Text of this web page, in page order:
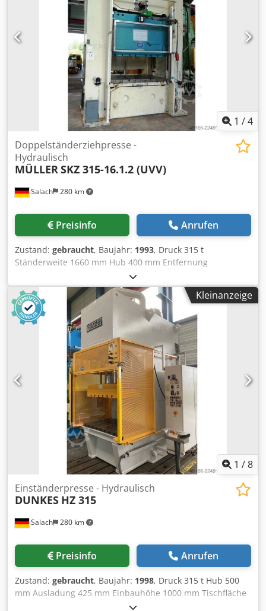
Tischhöhe über Flur 800 mm Geschwindigkeit ab 665 mm/s
Geschwindigkeit auf 530 mm/s Arbeitsgeschwindigkeit 34 -
100 mm/s Ölmenge 2000 l Antriebsleistung 180,0 kW
Gewicht 40,0 t Raumbedarf (BxTxH) 3,2 x 2,4 x 7,5 m
Chedpfxszrpqte Aa Usa Tiefe der Fundamentgrube 4,1 m
Höhe über Flur 5,55 m Baujahr 1978 - Überholung 1990 mit
ölhydraulischem Antrieb, hydraulischem Ziehkissen im
Tisch und Stößel
1 /4
Salach 280 km
Doppelständerziehpresse -
Hydraulisch
MÜLLER SKZ 315-16.1.2 (UVV)
Preisinfo Anrufen
Zustand: gebraucht, Baujahr: 1993, Druck 315 t
Ständerweite 1660 mm Hub 400 mm Entfernung
Tisch/Stößel, Hub oben 600 mm Tischfläche 1600 x 1000
mm Tischhöhe über Flur 960 mm Chsdpfszrptujx Aa Uoa
Ziehkissendruck im Tisch 80 t Ziehkissenhub im Tisch 200
mm Ziehkissenfläche im Tisch 950 x 650 mm Seitlicher
Ständerdurchgang 720 mm Stößelfläche 1600 x 1000 mm
Ölinhalt 1400 l Antriebsleistung 57,0 kW Gewicht 30,0 t
Raumbedarf (BxTxH) 3,0 x 2,9 x 4,4 m mit ölhydraulischem
Antrieb, hydraulischem Ziehkissen im Tisch
Kleinanzeige
1 /8
Salach 280 km
Einständerpresse - Hydraulisch
DUNKES HZ 315
Preisinfo Anrufen
Zustand: gebraucht, Baujahr: 1998, Druck 315 t Hub 500
mm Ausladung 425 mm Einbauhöhe 1000 mm Tischfläche
1200 x 815 mm Tischhöhe über Flur 800 mm Stößelfläche